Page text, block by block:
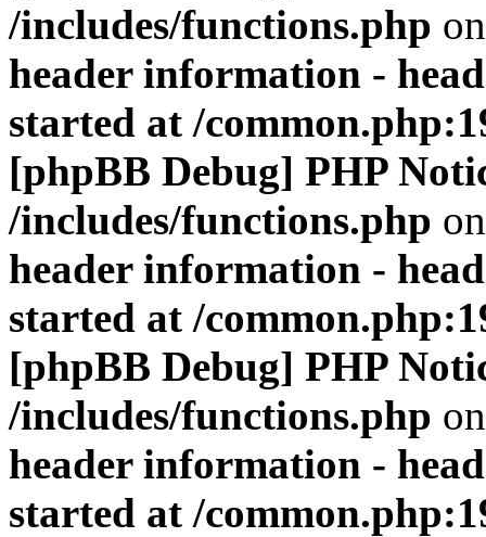
/includes/functions.php
header information -
started at /
[phpBB Debug] PHP
/includes/functions.php
header information -
started at /
[phpBB Debug] PHP
/includes/functions.php
header information -
started at /